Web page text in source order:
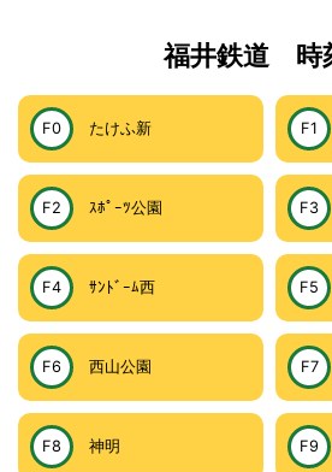
福井鉄道 時
F0 たけふ新 F1
F2 ｽﾎﾟｰﾂ公園 F3
F4 ｻﾝﾄﾞｰﾑ西 F5
F6 西山公園 F7
F8 神明 F9